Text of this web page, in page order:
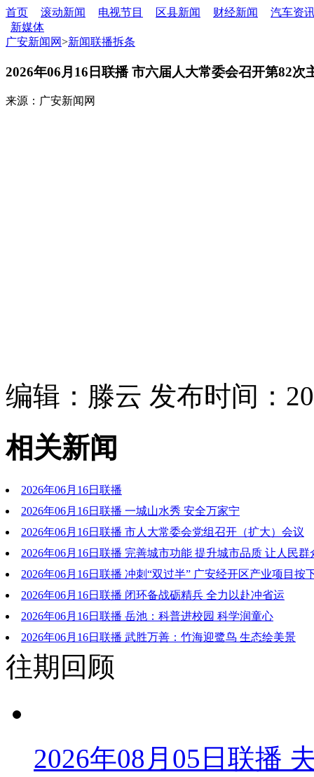
首页 滚动新闻 电视节目 区县新闻 财经新闻
汽车资
新媒体
广安新闻网>新闻联播拆条
2026年06月16日联播 市六届人大常委会召开第82次
来源：广安新闻网
编辑：滕云 发布时间：
相关新闻
2026年06月16日联播
2026年06月16日联播 一城山水秀 安全万家宁
2026年06月16日联播 市人大常委会党组召开（扩大）会议
2026年06月16日联播 完善城市功能 提升城市品质 让人民群
好 城市运行更有序
2026年06月16日联播 冲刺“双过半” 广安经开区产业项目按
键” 2026年06月16日联播 闭环备战砺精兵 全力以赴冲省运
2026年06月16日联播 岳池：科普进校园 科学润童心
2026年06月16日联播 武胜万善：竹海迎鹭鸟 生态绘美景
往期回顾
2026年08月05日联播